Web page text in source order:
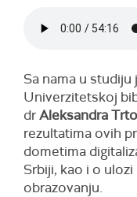
Sa nama u
Univerzitetskoj
drAleksandra
rezultatima ovih
dometima
Srbiji, kao i o
obrazovanju.